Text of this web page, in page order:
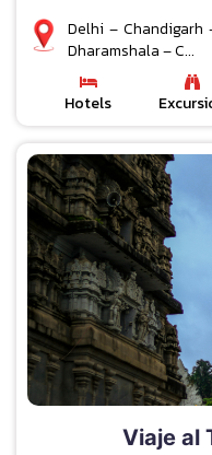
Delhi –
Dharamshala – C...
Hotels
Viaje al